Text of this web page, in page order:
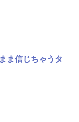
ま信じちゃうタ